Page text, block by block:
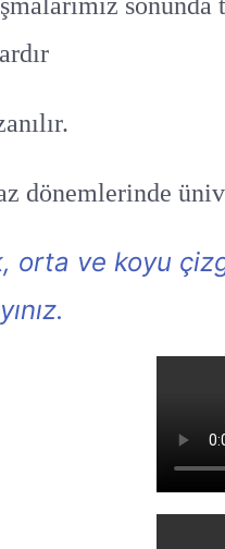
dönemlerinde
orta ve koyu